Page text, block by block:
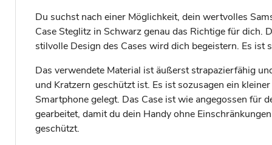
Du suchst nach einer Möglichkeit, dein wertvolles
Case Steglitz in Schwarz genau das Richtige für dich.
stilvolle Design des Cases wird dich begeistern. Es ist
Das verwendete Material ist äußerst strapazierfähig
und Kratzern geschützt ist. Es ist sozusagen ein
Smartphone gelegt. Das Case ist wie angegossen für
gearbeitet, damit du dein Handy ohne
geschützt.